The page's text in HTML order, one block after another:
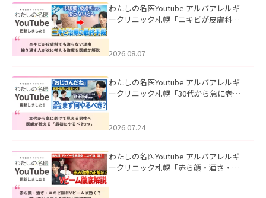
わたしの名医Youtube アルバアレルギ
ークリニック札幌「ニキビが皮膚科で
ました。
2026.08.07
わたしの名医Youtube アルバアレルギ
ークリニック札幌「30代から急に老け
た。
2026.07.24
わたしの名医Youtube アルバアレルギ
ークリニック札幌「赤ら顔・酒さ・ニ